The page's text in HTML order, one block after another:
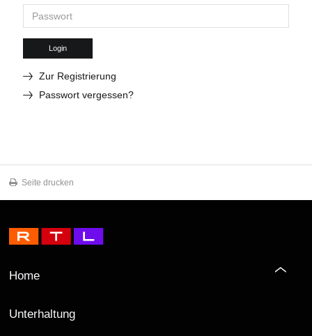
Login
Zur Registrierung
Passwort vergessen?
Seite drucken
Home
Unterhaltung